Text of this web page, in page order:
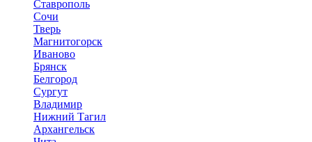
Ставрополь
Сочи
Тверь
Магнитогорск
Иваново
Брянск
Белгород
Сургут
Владимир
Нижний Тагил
Архангельск